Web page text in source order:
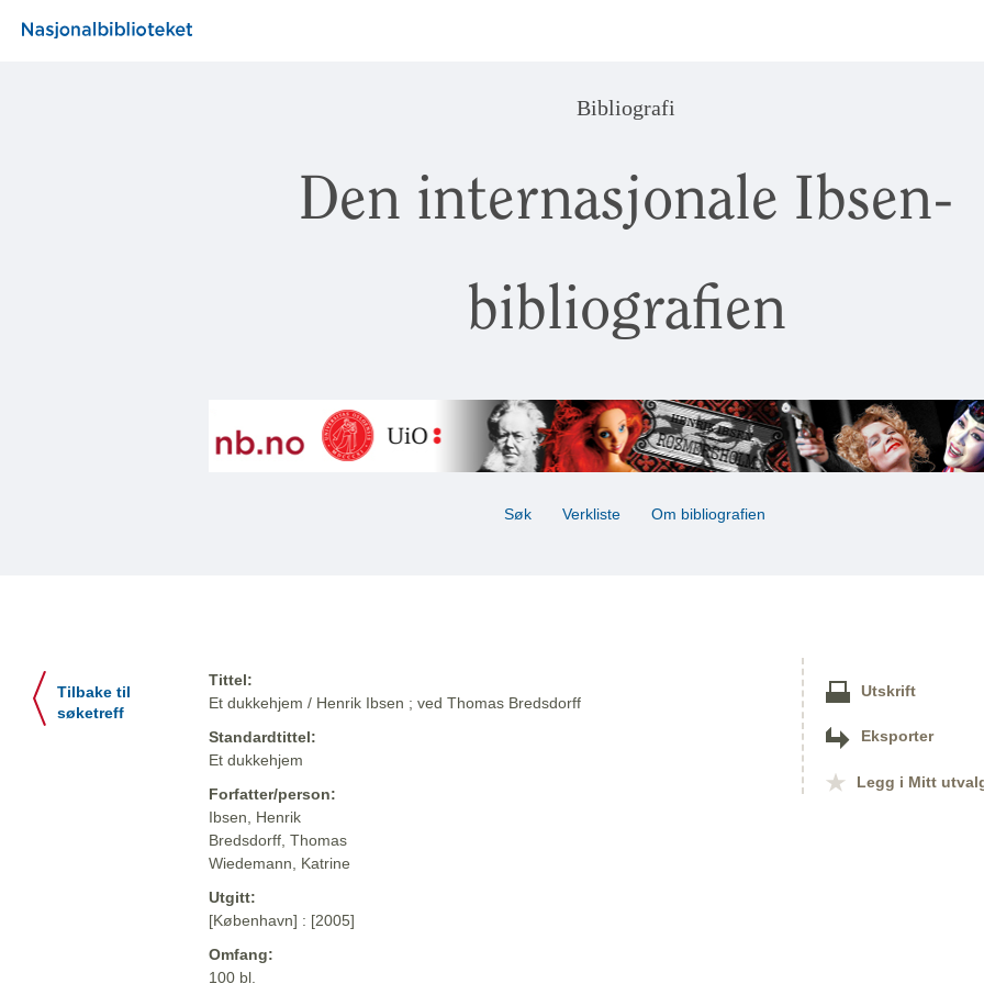
Bibliografi
Den internasjonale Ibsen-
bibliografien
Søk Verkliste Om bibliografien
Tilbake til
søketreff
Tittel:
Et dukkehjem / Henrik Ibsen ; ved Thomas Bredsdorff
Standardtittel:
Et dukkehjem
Forfatter/person:
Ibsen, Henrik
Bredsdorff, Thomas
Wiedemann, Katrine
Utgitt:
[København] : [2005]
Omfang:
100 bl.
Utskrift
Eksporter
Legg i Mitt